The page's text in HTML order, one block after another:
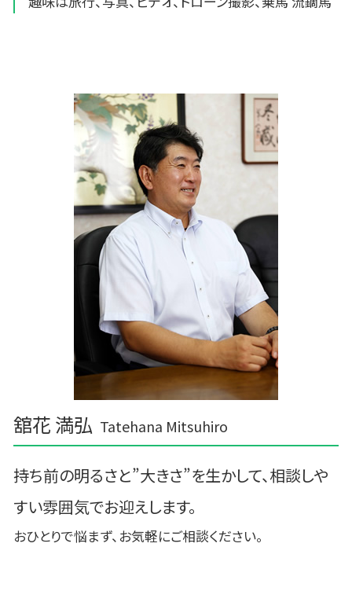
舘花 満弘 Tatehana Mitsuhiro
持ち前の明るさと”大きさ”を生かして、相談しや
すい雰囲気でお迎えします。
おひとりで悩まず、お気軽にご相談ください。